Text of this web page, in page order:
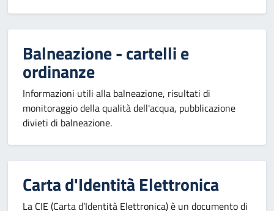
Balneazione - cartelli e
ordinanze
Informazioni utili alla balneazione, risultati di
monitoraggio della qualità dell'acqua, pubblicazione
divieti di balneazione.
Carta d'Identità Elettronica
La CIE (Carta d’Identità Elettronica) è un documento di